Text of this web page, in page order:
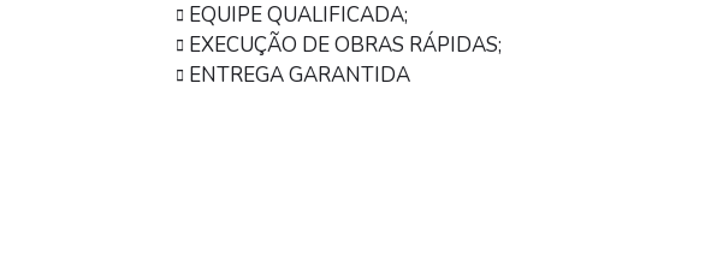
EQUIPE QUALIFICADA;
EXECUÇÃO DE OBRAS RÁPIDAS;
ENTREGA GARANTIDA